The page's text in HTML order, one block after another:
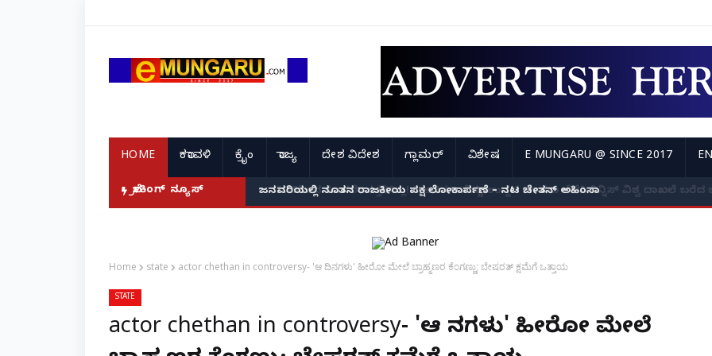
HOME ಕರಾವಳಿ ಕ್ರೈಂ ರಾಜ್ಯ ದೇಶ ವಿದೇಶ ಗ್ಲಾಮರ್ ವಿಶೇಷ E MUNGARU @ SINCE 2017
ಬ್ರೇಕಿಂಗ್ ನ್ಯೂಸ್ ಜನವರಿಯಲ್ಲಿ ನೂತನ ರಾಜಕೀಯ ಪಕ್ಷ ಲೋಕಾರ್ಪಣೆ – ನಟ ಚೇತನ್ ಅಹಿಂಸಾ
Home state actor chethan in controversy- 'ಆ ದಿನಗಳು' ಹೀರೋ ಮೇಲೆ ಬ್ರಾಹ್ಮಣರ ಕೆಂಗಣ್ಣು; ಬೇಷರತ್ ಕ್ಷಮೆಗೆ ಒತ್ತಾಯ
STATE
actor chethan in controversy- 'ಆ ದಿನಗಳು' ಹೀರೋ ಮೇಲೆ